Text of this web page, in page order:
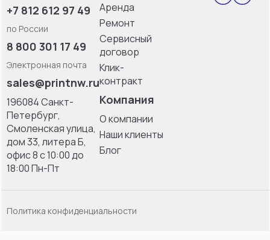
+7 812 612 97 49
по России
8 800 301 17 49
Электронная почта
sales@printnw.ru
196084 Санкт-
Петербург,
Смоленская улица,
дом 33, литерa Б,
офис 8 с 10:00 до
18:00 Пн-Пт
Аренда
Ремонт
Сервисный
договор
Клик-
контракт
Компания
О компании
Наши клиенты
Блог
Политика конфиденциальности